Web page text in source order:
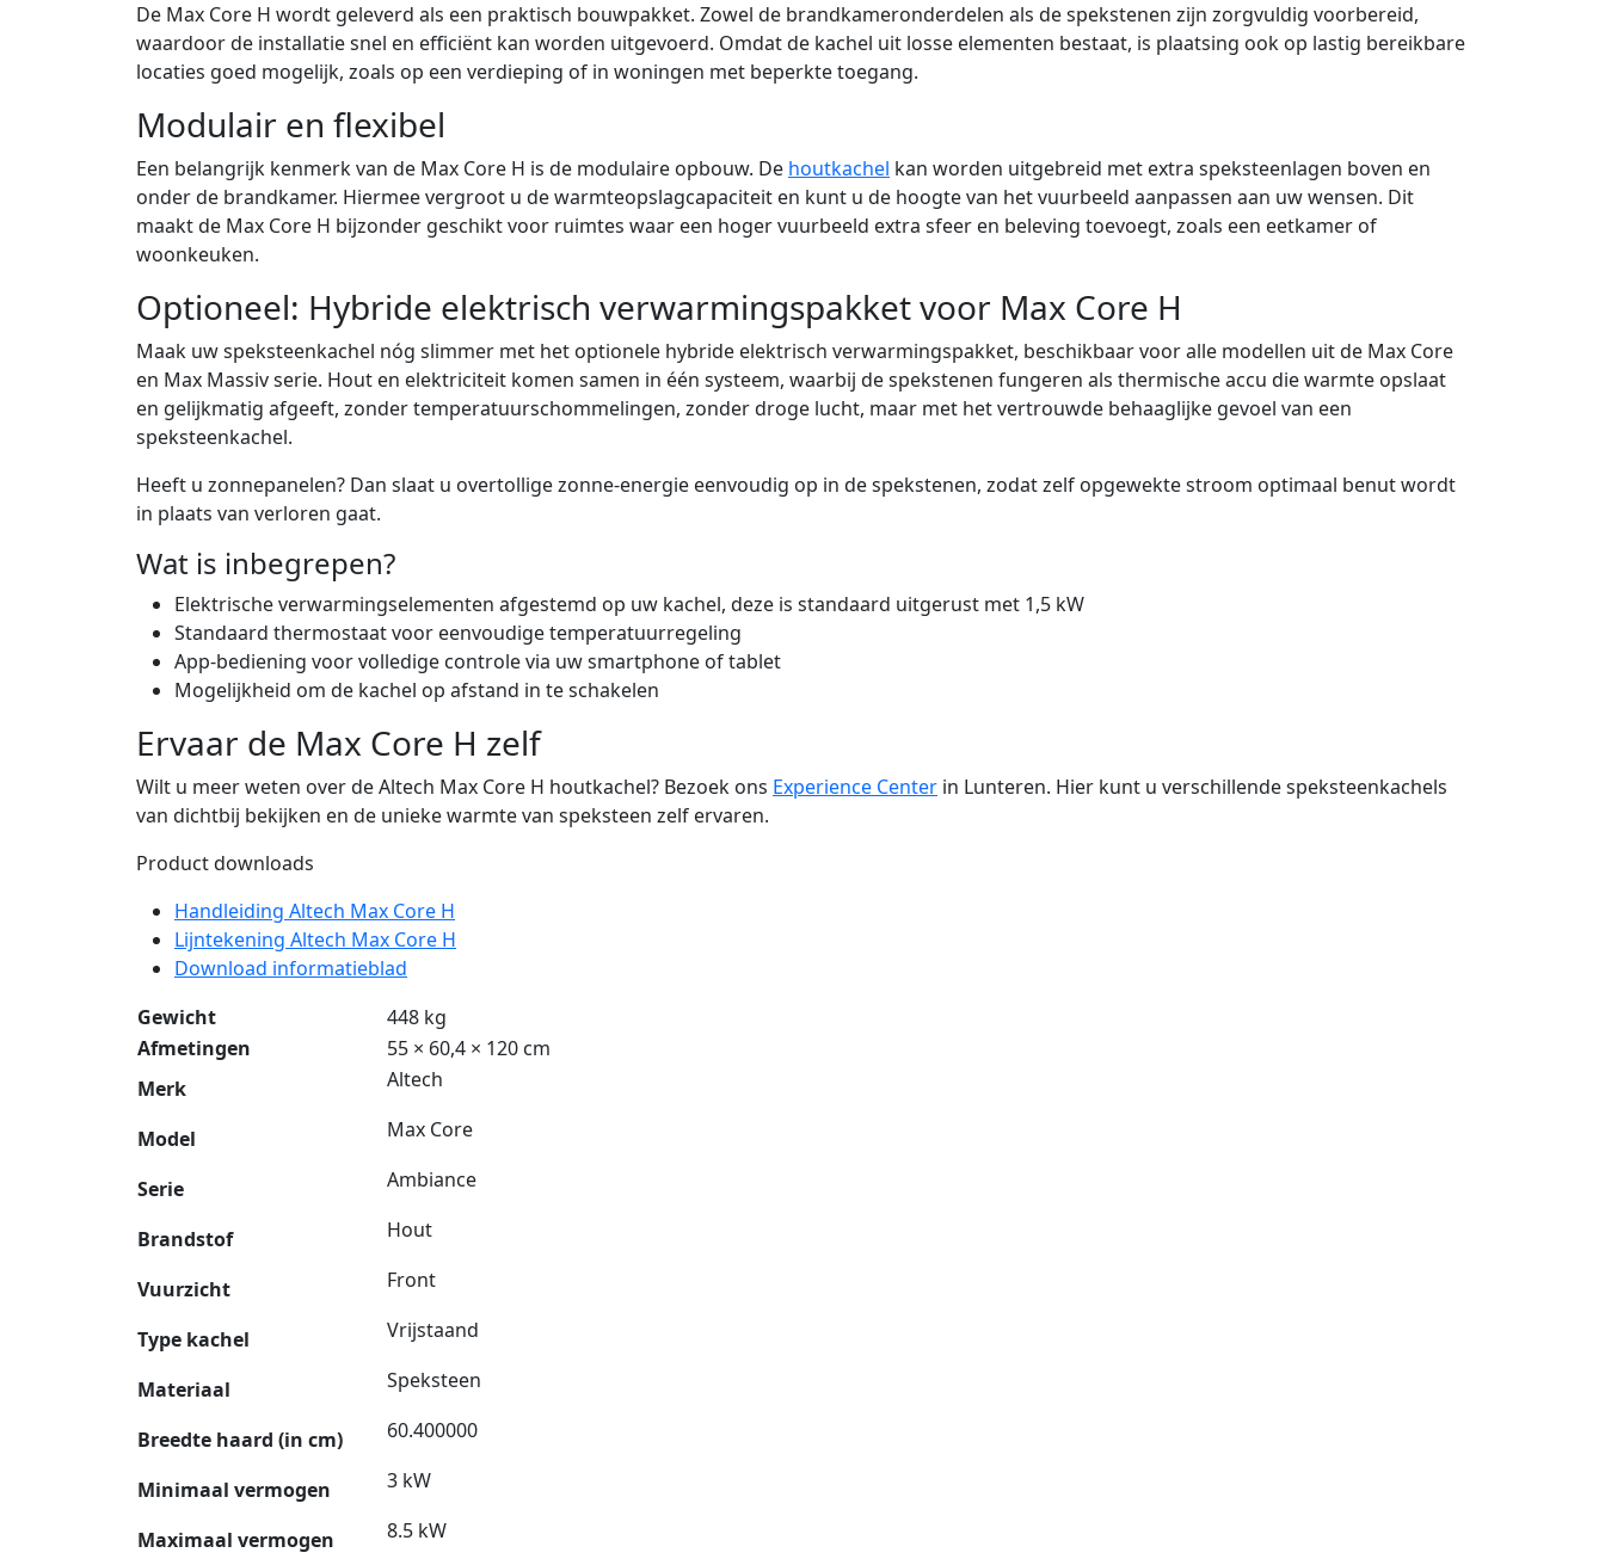
De Max Core H wordt geleverd als een praktisch bouwpakket. Zowel de brandkameronderdelen als de spekstenen zijn zorgvuldig voorbereid,
waardoor de installatie snel en efficiënt kan worden uitgevoerd. Omdat de kachel uit losse elementen bestaat, is plaatsing ook op lastig bereikbare
locaties goed mogelijk, zoals op een verdieping of in woningen met beperkte toegang.
Modulair en flexibel
Een belangrijk kenmerk van de Max Core H is de modulaire opbouw. De houtkachel kan worden uitgebreid met extra speksteenlagen boven en
onder de brandkamer. Hiermee vergroot u de warmteopslagcapaciteit en kunt u de hoogte van het vuurbeeld aanpassen aan uw wensen. Dit
maakt de Max Core H bijzonder geschikt voor ruimtes waar een hoger vuurbeeld extra sfeer en beleving toevoegt, zoals een eetkamer of
woonkeuken.
Optioneel: Hybride elektrisch verwarmingspakket voor Max Core H
Maak uw speksteenkachel nóg slimmer met het optionele hybride elektrisch verwarmingspakket, beschikbaar voor alle modellen uit de Max Core
en Max Massiv serie. Hout en elektriciteit komen samen in één systeem, waarbij de spekstenen fungeren als thermische accu die warmte opslaat
en gelijkmatig afgeeft, zonder temperatuurschommelingen, zonder droge lucht, maar met het vertrouwde behaaglijke gevoel van een
speksteenkachel.
Heeft u zonnepanelen? Dan slaat u overtollige zonne-energie eenvoudig op in de spekstenen, zodat zelf opgewekte stroom optimaal benut wordt
in plaats van verloren gaat.
Wat is inbegrepen?
Elektrische verwarmingselementen afgestemd op uw kachel, deze is standaard uitgerust met 1,5 kW
Standaard thermostaat voor eenvoudige temperatuurregeling
App-bediening voor volledige controle via uw smartphone of tablet
Mogelijkheid om de kachel op afstand in te schakelen
Ervaar de Max Core H zelf
Wilt u meer weten over de Altech Max Core H houtkachel? Bezoek ons Experience Center in Lunteren. Hier kunt u verschillende speksteenkachels
van dichtbij bekijken en de unieke warmte van speksteen zelf ervaren.
Product downloads
Handleiding Altech Max Core H
Lijntekening Altech Max Core H
Download informatieblad
Gewicht
448 kg
Afmetingen
55 × 60,4 × 120 cm
Merk
Altech
Model Max Core
Serie Ambiance
Brandstof Hout
Vuurzicht Front
Type kachel Vrijstaand
Materiaal Speksteen
Breedte haard (in cm) 60.400000
Minimaal vermogen 3 kW
Maximaal vermogen 8.5 kW